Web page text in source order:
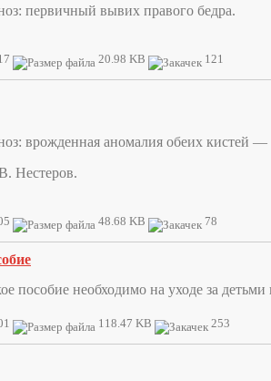
первичный вывих правого бедра.
20.98 KB 121
врожденная аномалия обеих кистей
Нестеров.
48.68 KB 78
пособие необходимо на уходе за
118.47 KB 253